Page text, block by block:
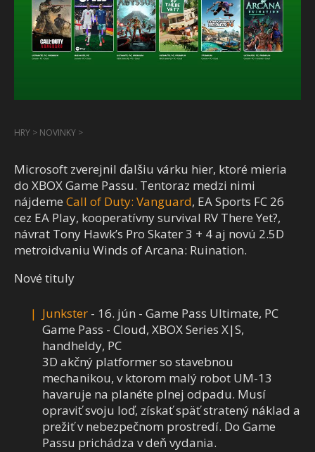
HRY > NOVINKY >
Microsoft zverejnil ďalšiu várku hier, ktoré mieria
do XBOX Game Passu. Tentoraz medzi nimi
nájdeme Call of Duty: Vanguard, EA Sports FC 26
cez EA Play, kooperatívny survival RV There Yet?,
návrat Tony Hawk’s Pro Skater 3 + 4 aj novú 2.5D
metroidvaniu Winds of Arcana: Ruination.
Nové tituly
Junkster - 16. jún - Game Pass Ultimate, PC
Game Pass - Cloud, XBOX Series X|S,
handheldy, PC
3D akčný platformer so stavebnou
mechanikou, v ktorom malý robot UM-13
havaruje na planéte plnej odpadu. Musí
opraviť svoju loď, získať späť stratený náklad a
prežiť v nebezpečnom prostredí. Do Game
Passu prichádza v deň vydania.